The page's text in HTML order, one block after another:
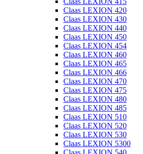
Claas LEXION 420
Claas LEXION 430
Claas LEXION 440
Claas LEXION 450
Claas LEXION 454
Claas LEXION 460
Claas LEXION 465
Claas LEXION 466
Claas LEXION 470
Claas LEXION 475
Claas LEXION 480
Claas LEXION 485
Claas LEXION 510
Claas LEXION 520
Claas LEXION 530
Claas LEXION 5300
Claas LEXION 540